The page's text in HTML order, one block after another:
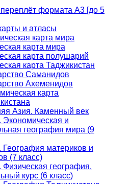
формата А3 [до 5
и атласы
карта мира
карта мира
карта полушарий
карта Таджикистан
Саманидов
Ахеменидов
карта
Азия. Каменный век
Экономическая и
география мира (9
География материков и
(7 класс)
Физическая география.
курс (6 класс)